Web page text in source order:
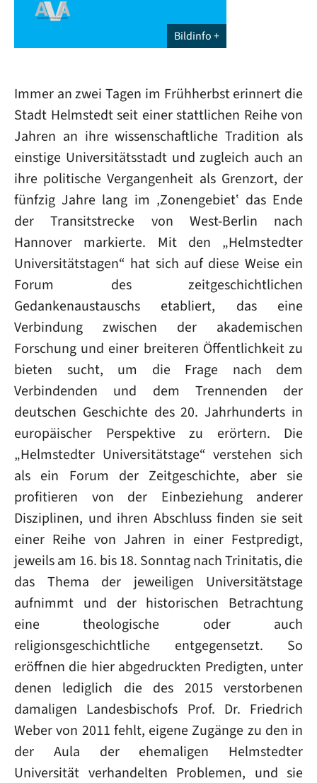
Bildinfo
Immer an zwei Tagen im Frühherbst erinnert die
Stadt Helmstedt seit einer stattlichen Reihe von
Jahren an ihre wissenschaftliche Tradition als
einstige Universitätsstadt und zugleich auch an
ihre politische Vergangenheit als Grenzort, der
fünfzig Jahre lang im ‚Zonengebiet‛ das Ende
der Transitstrecke von West-Berlin nach
Hannover markierte. Mit den „Helmstedter
Universitätstagen“ hat sich auf diese Weise ein
Forum des zeitgeschichtlichen
Gedankenaustauschs etabliert, das eine
Verbindung zwischen der akademischen
Forschung und einer breiteren Öffentlichkeit zu
bieten sucht, um die Frage nach dem
Verbindenden und dem Trennenden der
deutschen Geschichte des 20. Jahrhunderts in
europäischer Perspektive zu erörtern. Die
„Helmstedter Universitätstage“ verstehen sich
als ein Forum der Zeitgeschichte, aber sie
profitieren von der Einbeziehung anderer
Disziplinen, und ihren Abschluss finden sie seit
einer Reihe von Jahren in einer Festpredigt,
jeweils am 16. bis 18. Sonntag nach Trinitatis, die
das Thema der jeweiligen Universitätstage
aufnimmt und der historischen Betrachtung
eine theologische oder auch
religionsgeschichtliche entgegensetzt. So
eröffnen die hier abgedruckten Predigten, unter
denen lediglich die des 2015 verstorbenen
damaligen Landesbischofs Prof. Dr. Friedrich
Weber von 2011 fehlt, eigene Zugänge zu den in
der Aula der ehemaligen Helmstedter
Universität verhandelten Problemen, und sie